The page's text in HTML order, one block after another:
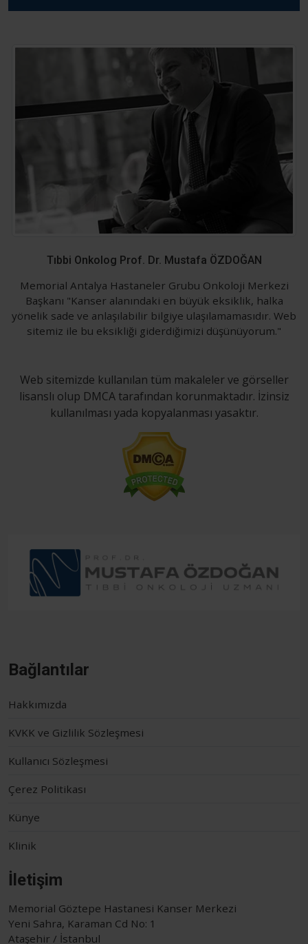
Tıbbi Onkolog Prof. Dr. Mustafa ÖZDOĞAN
Memorial Antalya Hastaneler Grubu Onkoloji Merkezi
Başkanı "Kanser alanındaki en büyük eksiklik, halka
yönelik sade ve anlaşılabilir bilgiye ulaşılamamasıdır. Web
sitemiz ile bu eksikliği giderdiğimizi düşünüyorum."
Web sitemizde kullanılan tüm makaleler ve görseller
lisanslı olup DMCA tarafından korunmaktadır. İzinsiz
kullanılması yada kopyalanması yasaktır.
Bağlantılar
Hakkımızda
KVKK ve Gizlilik Sözleşmesi
Kullanıcı Sözleşmesi
Çerez Politikası
Künye
Klinik
İletişim
Memorial Göztepe Hastanesi Kanser Merkezi
Yeni Sahra, Karaman Cd No: 1
Ataşehir / İstanbul